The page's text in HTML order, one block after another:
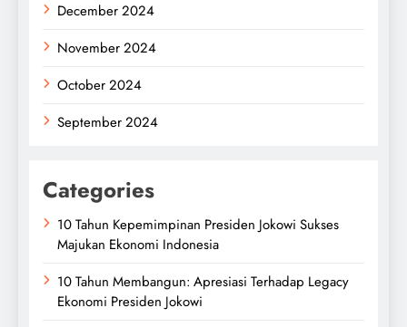
December 2024
November 2024
October 2024
September 2024
Categories
10 Tahun Kepemimpinan Presiden Jokowi Sukses
Majukan Ekonomi Indonesia
10 Tahun Membangun: Apresiasi Terhadap Legacy
Ekonomi Presiden Jokowi